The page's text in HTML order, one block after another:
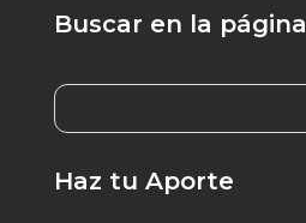
Buscar en la página
Haz tu Aporte